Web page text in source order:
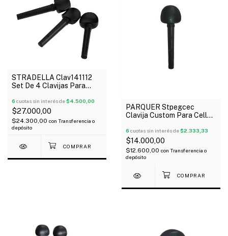
STRADELLA Clav141112
Set De 4 Clavijas Para
6 cuotas sin interés de$4.500,00
$27.000,00
$24.300,00 con Transferencia o
depósito
PARQUER Stpegcec
Clavija Custom Para Cello
6 cuotas sin interés de$2.333,33
$14.000,00
$12.600,00 con Transferencia o
depósito